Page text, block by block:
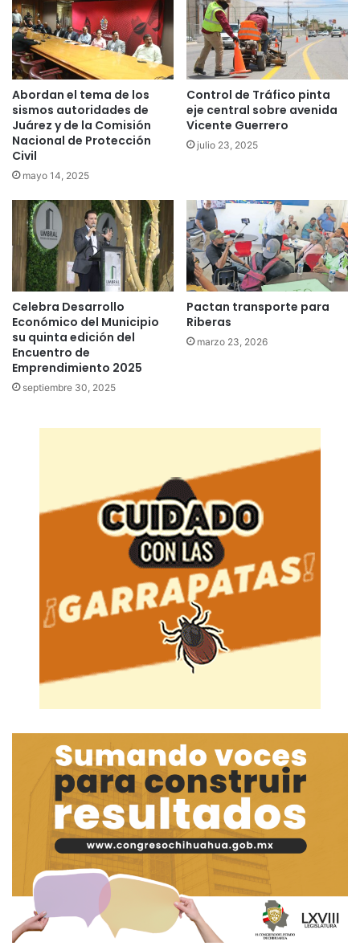
Abordan el tema de los
sismos autoridades de
Juárez y de la Comisión
Nacional de Protección
Civil
mayo 14, 2025
Control de Tráfico pinta
eje central sobre avenida
Vicente Guerrero
julio 23, 2025
Celebra Desarrollo
Económico del Municipio
su quinta edición del
Encuentro de
Emprendimiento 2025
septiembre 30, 2025
Pactan transporte para
Riberas
marzo 23, 2026